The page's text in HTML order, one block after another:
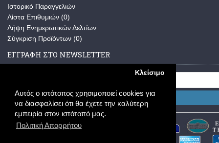
Αυτός ο ιστότοπος χρησιμοποιεί cookies για
να διασφαλίσει ότι θα έχετε την καλύτερη
εμπειρία στον ιστότοπό μας.
Πολιτική Απορρήτου
Κλείσιμο
Ιστορικό Παραγγελιών
Λίστα Επιθυμιών (0)
Λήψη Ενημερωτικών Δελτίων
Σύγκριση Προϊόντων (0)
ΕΓΓΡΑΦΉ ΣΤΟ NEWSLETTER
Εγγραφή